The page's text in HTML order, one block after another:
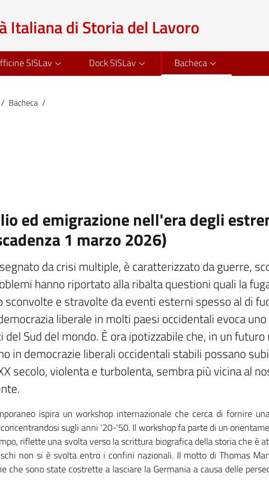
Italiana di Storia del Lavoro
SISLav Dock SISLav Bacheca
/ Bacheca /
ed emigrazione nell'era degli
1 marzo 2026)
da crisi multiple, è caratterizzato da guerre,
hanno riportato alla ribalta questioni quali la
e stravolte da eventi esterni spesso al di
liberale in molti paesi occidentali evoca
Sud del mondo. È ora ipotizzabile che, in un
in democrazie liberali occidentali stabili possano
secolo, violenta e turbolenta, sembra più vicina al
ispira un workshop internazionale che cerca di fornire
concentrandosi sugli anni '20-'50. Il workshop fa parte di un
riflette una svolta verso la scrittura biografica della storia che è
non si è svolta entro i confini nazionali. Il motto di Thomas
che sono state costrette a lasciare la Germania a causa delle